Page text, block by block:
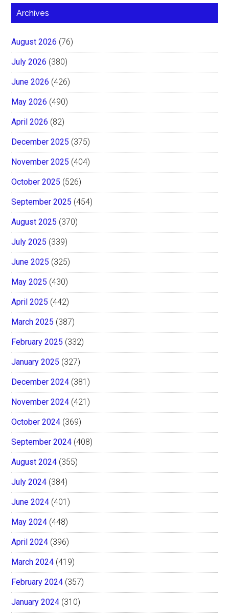
Archives
August 2026 (76)
July 2026 (380)
June 2026 (426)
May 2026 (490)
April 2026 (82)
December 2025 (375)
November 2025 (404)
October 2025 (526)
September 2025 (454)
August 2025 (370)
July 2025 (339)
June 2025 (325)
May 2025 (430)
April 2025 (442)
March 2025 (387)
February 2025 (332)
January 2025 (327)
December 2024 (381)
November 2024 (421)
October 2024 (369)
September 2024 (408)
August 2024 (355)
July 2024 (384)
June 2024 (401)
May 2024 (448)
April 2024 (396)
March 2024 (419)
February 2024 (357)
January 2024 (310)